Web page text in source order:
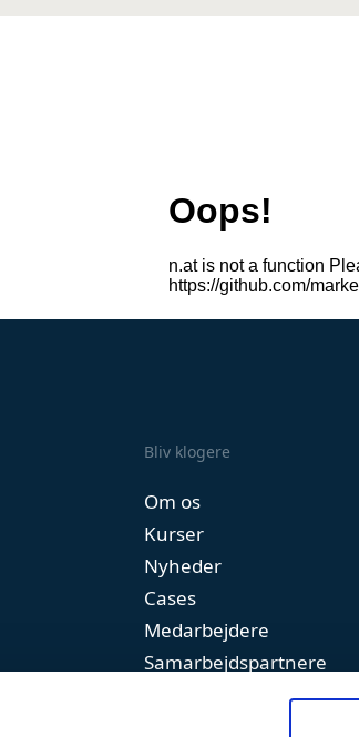
Bliv klogere
Om os
Kurser
Nyheder
Cases
Medarbejdere
Samarbejdspartnere